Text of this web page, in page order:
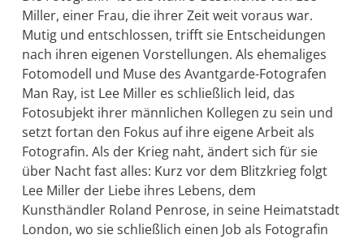
Miller, einer Frau, die ihrer Zeit weit voraus war.
Mutig und entschlossen, trifft sie Entscheidungen
nach ihren eigenen Vorstellungen. Als ehemaliges
Fotomodell und Muse des Avantgarde-Fotografen
Man Ray, ist Lee Miller es schließlich leid, das
Fotosubjekt ihrer männlichen Kollegen zu sein und
setzt fortan den Fokus auf ihre eigene Arbeit als
Fotografin. Als der Krieg naht, ändert sich für sie
über Nacht fast alles: Kurz vor dem Blitzkrieg folgt
Lee Miller der Liebe ihres Lebens, dem
Kunsthändler Roland Penrose, in seine Heimatstadt
London, wo sie schließlich einen Job als Fotografin